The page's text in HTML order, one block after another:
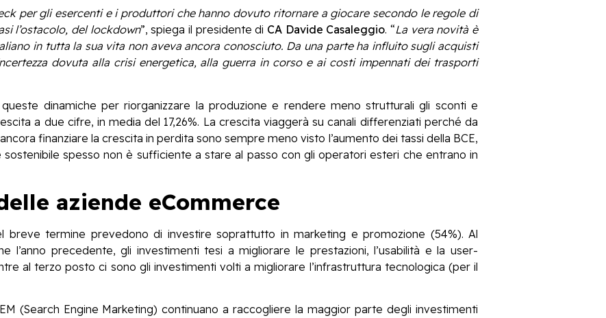
per gli esercenti e i produttori che hanno dovuto ritornare a giocare secondo le regole di
l’ostacolo, del lockdown”, spiega il presidente di CA Davide Casaleggio. “La vera novità è
in tutta la sua vita non aveva ancora conosciuto. Da una parte ha influito sugli acquisti
dovuta alla crisi energetica, alla guerra in corso e ai costi impennati dei trasporti
dinamiche per riorganizzare la produzione e rendere meno strutturali gli sconti e
a due cifre, in media del 17,26%. La crescita viaggerà su canali differenziati perché da
finanziare la crescita in perdita sono sempre meno visto l’aumento dei tassi della BCE,
sostenibile spesso non è sufficiente a stare al passo con gli operatori esteri che entrano in
aziende eCommerce
breve termine prevedono di investire soprattutto in marketing e promozione (54%). Al
l’anno precedente, gli investimenti tesi a migliorare le prestazioni, l’usabilità e la user-
al terzo posto ci sono gli investimenti volti a migliorare l’infrastruttura tecnologica (per il
(Search Engine Marketing) continuano a raccogliere la maggior parte degli investimenti